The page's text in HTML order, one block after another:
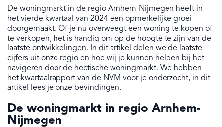
De woningmarkt in de regio Arnhem-Nijmegen heeft in
het vierde kwartaal van 2024 een opmerkelijke groei
doorgemaakt. Of je nu overweegt een woning te kopen of
te verkopen, het is handig om op de hoogte te zijn van de
laatste ontwikkelingen. In dit artikel delen we de laatste
cijfers uit onze regio en hoe wij je kunnen helpen bij het
navigeren door de hectische woningmarkt. We hebben
het kwartaalrapport van de NVM voor je onderzocht, in dit
artikel lees je onze bevindingen.
De woningmarkt in regio Arnhem-
Nijmegen